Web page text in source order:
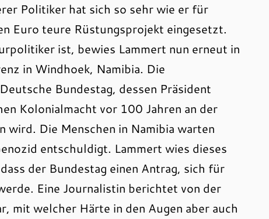
Politiker hat sich so sehr wie er für
Euro teure Rüstungsprojekt eingesetzt.
ist, bewies Lammert nun erneut in
in Windhoek, Namibia. Die
Bundestag, dessen Präsident
Kolonialmacht vor 100 Jahren an der
wird. Die Menschen in Namibia warten
entschuldigt. Lammert wies dieses
der Bundestag einen Antrag, sich für
Eine Journalistin berichtet von der
mit welcher Härte in den Augen aber auch